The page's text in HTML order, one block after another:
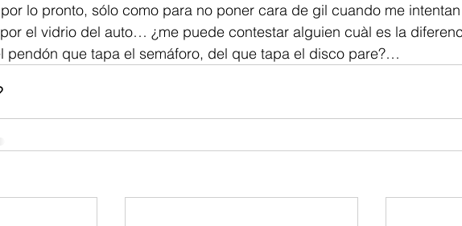
lo pronto, sólo como para no poner cara de gil cuando me
el vidrio del auto… ¿me puede contestar alguien cuàl es la
pendón que tapa el semáforo, del que tapa el disco pare?…